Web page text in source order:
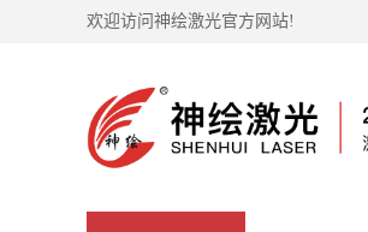
欢迎访问神绘激光官方网站!